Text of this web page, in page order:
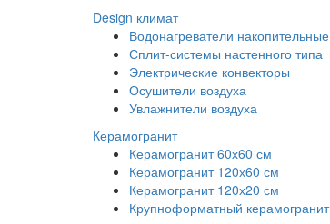
Design климат
Водонагреватели накопительные
Сплит-системы настенного типа
Электрические конвекторы
Осушители воздуха
Увлажнители воздуха
Керамогранит
Керамогранит 60х60 см
Керамогранит 120х60 см
Керамогранит 120х20 см
Крупноформатный керамогранит